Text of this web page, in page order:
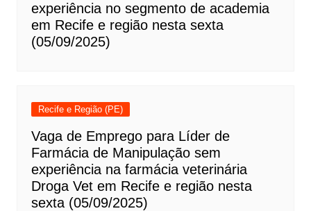
experiência no segmento de academia
em Recife e região nesta sexta
(05/09/2025)
Recife e Região (PE)
Vaga de Emprego para Líder de
Farmácia de Manipulação sem
experiência na farmácia veterinária
Droga Vet em Recife e região nesta
sexta (05/09/2025)